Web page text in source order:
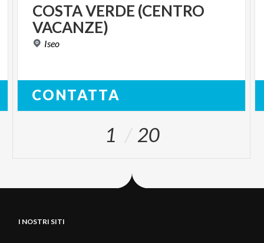
COSTAVERDE (CENTRO
VACANZE)
Iseo
CONTATTA
1 20
I NOSTRI SITI